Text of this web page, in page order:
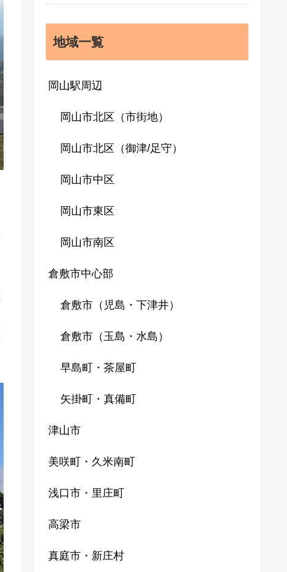
地域一覧
岡山駅周辺
岡山市北区（市街地）
岡山市北区（御津/足守）
岡山市中区
岡山市東区
岡山市南区
倉敷市中心部
倉敷市（児島・下津井）
倉敷市（玉島・水島）
早島町・茶屋町
矢掛町・真備町
津山市
美咲町・久米南町
浅口市・里庄町
高梁市
真庭市・新庄村